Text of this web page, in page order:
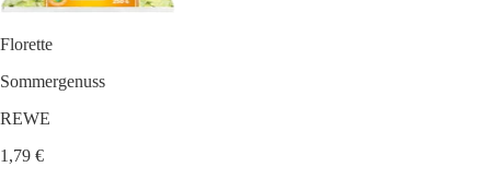
Florette
Sommergenuss
REWE
1,79 €